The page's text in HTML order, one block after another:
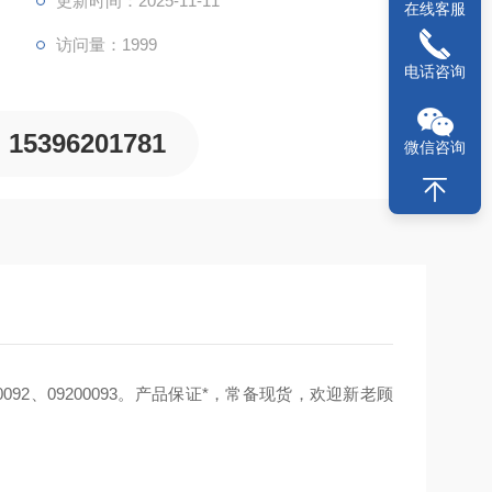
访问量：1999
15396201781
、09200093。产品保证*，常备现货，欢迎新老顾
在线客服
电话咨询
微信咨询